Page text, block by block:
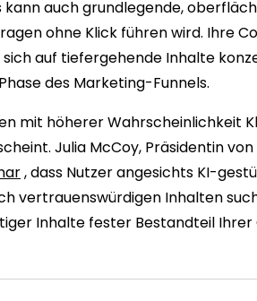
kann auch grundlegende,
ohne Klick führen wird. Ihre
auf tiefergehende Inhalte
des Marketing-Funnels.
mit höherer Wahrscheinlichkeit
Julia McCoy, Präsidentin
, dass Nutzer angesichts KI-
vertrauenswürdigen Inhalten
Inhalte fester Bestandteil